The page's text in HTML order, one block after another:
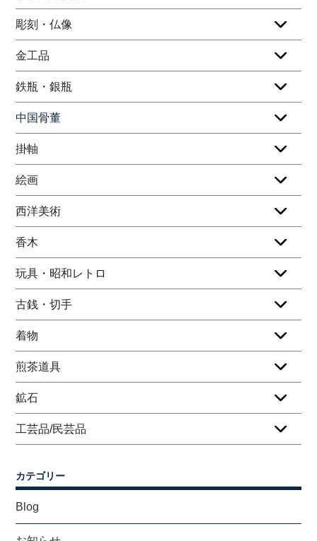
彫刻・仏像
金工品
鉄瓶・銀瓶
中国骨董
掛軸
絵画
西洋美術
香木
玩具・昭和レトロ
古銭・切手
着物
煎茶道具
鉱石
工芸品/民芸品
カテゴリー
Blog